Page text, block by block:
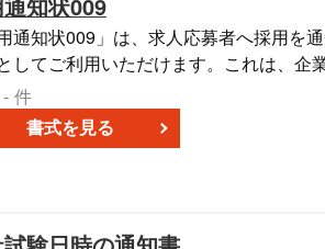
に対して適切な対応や指導を行うこと
知状009
通知状009」は、求人応募者へ採用を
してご利用いただけます。これは、企
入れるための大切なステップであり、
。 この採用通知状はWord形式で提供されて
め、各社の具体的なビジネスシーンに
- 件
書式を見る